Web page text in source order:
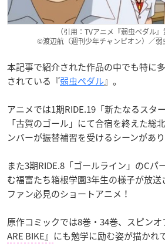
（引用：TVアニメ『弱虫ペダル』
©渡辺航（週刊少年チャンピオン）／
本記事で紹介された作品の中でも特に
されている『弱虫ペダル』。
アニメでは1期RIDE.19「新たなるスタ
「古賀のゴール」にて合宿を終えた総
ンバーが振替補習を受けるシーンがあり
また3期RIDE.8「ゴールライン」のCパ
む福富たち箱根学園3年生の様子が放送
ファン必見のショートアニメ！
原作コミックでは8巻・34巻、スピンオ
ARE BIKE』 にも勉学に励む姿が描かれ